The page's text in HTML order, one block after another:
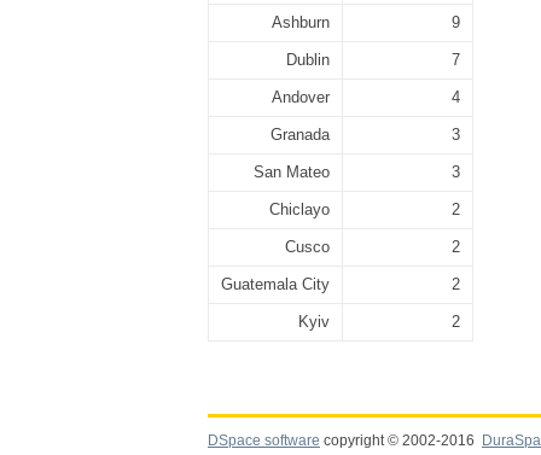
Ashburn 9
Dublin 7
Andover 4
Granada 3
San Mateo 3
Chiclayo 2
Cusco 2
Guatemala City 2
Kyiv 2
DSpace software copyright © 2002-2016